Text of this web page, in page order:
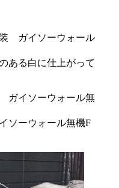
ある白に仕上がって
ソーウォール無機F